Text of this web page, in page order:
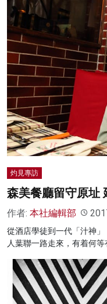
商業
科技
影片
名家榜
灼見活動
關於我們
灼見專訪
森美餐廳留守原址
作者: 本社編輯部
從酒店學徒到一代「汁神
人葉聯一路走來，有着何等